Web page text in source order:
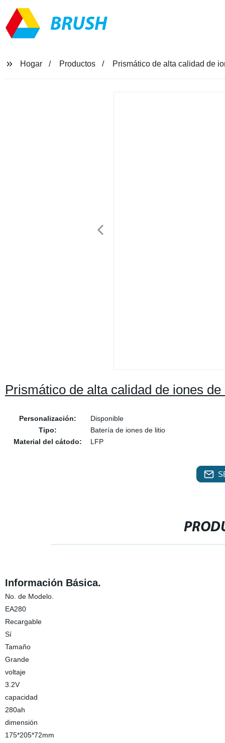
BRUSH
Hogar Productos Prismático de alta calidad de
Prismático de alta calidad de iones
Personalización:
Disponible
Tipo:
Batería de iones de litio
Material del cátodo:
LFP
Información Básica.
No. de Modelo.
EA280
Recargable
Sí
Tamaño
Grande
voltaje
3.2V
capacidad
280ah
dimensión
175*205*72mm